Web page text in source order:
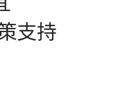
支持